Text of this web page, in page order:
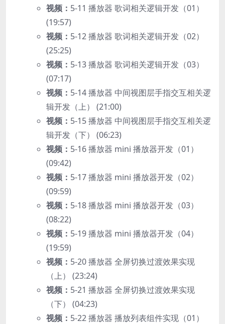
视频： 5-11 播放器 歌词相关逻辑开发（01）
(19:57)
视频： 5-12 播放器 歌词相关逻辑开发（02）
(25:25)
视频： 5-13 播放器 歌词相关逻辑开发（03）
(07:17)
视频： 5-14 播放器 中间视图层手指交互相关逻
辑开发（上） (21:00)
视频： 5-15 播放器 中间视图层手指交互相关逻
辑开发（下） (06:23)
视频： 5-16 播放器 mini 播放器开发（01）
(09:42)
视频： 5-17 播放器 mini 播放器开发（02）
(09:59)
视频： 5-18 播放器 mini 播放器开发（03）
(08:22)
视频： 5-19 播放器 mini 播放器开发（04）
(19:59)
视频： 5-20 播放器 全屏切换过渡效果实现
（上） (23:24)
视频： 5-21 播放器 全屏切换过渡效果实现
（下） (04:23)
视频： 5-22 播放器 播放列表组件实现（01）